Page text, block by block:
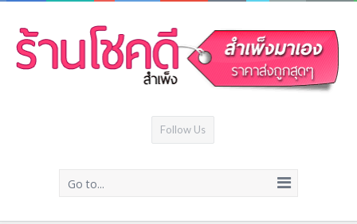
Follow Us
Go to...